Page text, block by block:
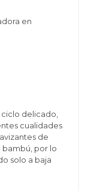
en
ciclo delicado,
cualidades
de
por lo
solo a baja